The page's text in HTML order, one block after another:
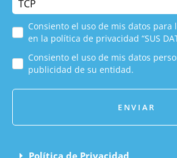
Consiento el uso de mis datos para
en la política de privacidad “SUS
Consiento el uso de mis datos
publicidad de su entidad.
ENVIAR
Política de Privacidad